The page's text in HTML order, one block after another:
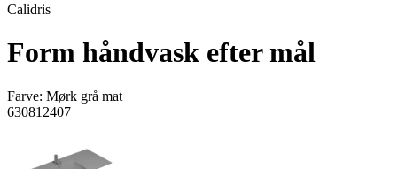
Calidris
Form håndvask efter mål
Farve: Mørk grå mat
630812407